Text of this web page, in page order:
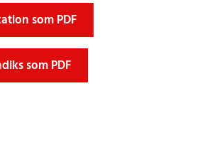
som PDF
som PDF